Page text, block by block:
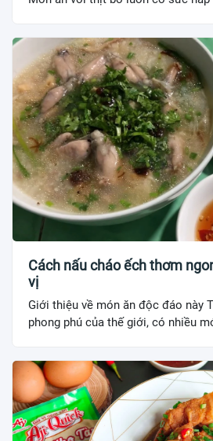
Cách nấu cháo ếch thơm
vị
Giới thiệu về món ăn độc đáo này
phong phú của thế giới, có nhiều